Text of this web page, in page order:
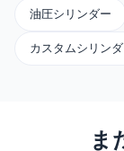
油圧シリンダー
カスタムシリン
ま